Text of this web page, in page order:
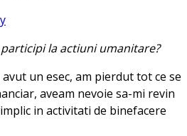
la actiuni umanitare?
un esec, am pierdut tot ce se
aveam nevoie sa-mi revin
in activitati de binefacere